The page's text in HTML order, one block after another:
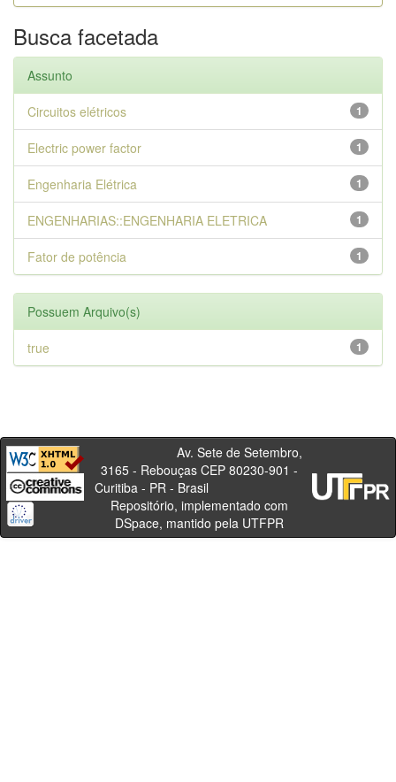
Busca facetada
Assunto
1
Circuitos elétricos
1
Electric power factor
1
Engenharia Elétrica
1
ENGENHARIAS::ENGENHARIA ELETRICA
1
Fator de potência
Possuem Arquivo(s)
1
true
Av. Sete de Setembro,
3165 - Rebouças CEP 80230-901 -
Curitiba - PR - Brasil
Repositório, implementado com
DSpace, mantido pela UTFPR